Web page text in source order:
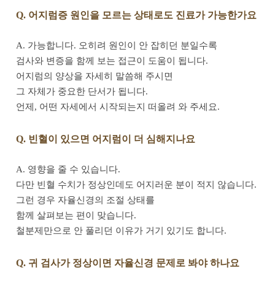
Q. 어지럼증 원인을 모르는 상태로도 진료가 가능한가요
A. 가능합니다. 오히려 원인이 안 잡히던 분일수록
검사와 변증을 함께 보는 접근이 도움이 됩니다.
어지럼의 양상을 자세히 말씀해 주시면
그 자체가 중요한 단서가 됩니다.
언제, 어떤 자세에서 시작되는지 떠올려 와 주세요.
Q. 빈혈이 있으면 어지럼이 더 심해지나요
A. 영향을 줄 수 있습니다.
다만 빈혈 수치가 정상인데도 어지러운 분이 적지 않습니다.
그런 경우 자율신경의 조절 상태를
함께 살펴보는 편이 맞습니다.
철분제만으로 안 풀리던 이유가 거기 있기도 합니다.
Q. 귀 검사가 정상이면 자율신경 문제로 봐야 하나요